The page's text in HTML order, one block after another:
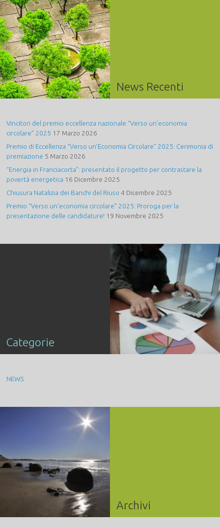
News Recenti
Vincitori del premio eccellenza nazionale “Verso un’economia
circolare” 2025 17 Marzo 2026
Premio di Eccellenza “Verso un’Economia Circolare” 2025: Cerimonia di
premiazione 5 Marzo 2026
“Energia in Franciacorta”: presentato il progetto per contrastare la
povertà energetica 16 Dicembre 2025
Chiusura Natalizia dei Banchi del Riuso 4 Dicembre 2025
Premio “Verso un’economia circolare” 2025: Proroga per la
presentazione delle candidature! 19 Novembre 2025
Categorie
NEWS
Archivi